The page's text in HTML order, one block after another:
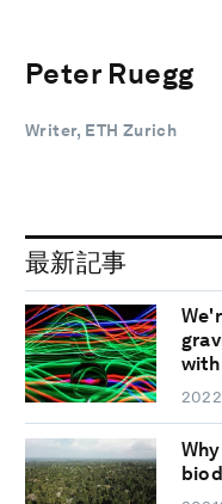
Peter Ruegg
Writer, ETH Zurich
最新記事